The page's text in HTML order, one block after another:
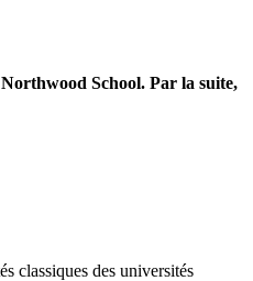
School. Par la suite,
classiques des universités